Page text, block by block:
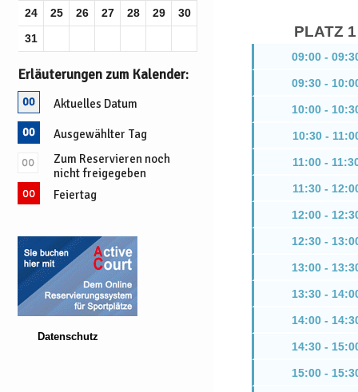
24
25 26 27 28 29
30
31
Erläuterungen zum Kalender:
Aktuelles Datum
Ausgewählter Tag
Zum Reservieren noch
nicht freigegeben
Feiertag
Datenschutz
PLATZ 1
09:00 -
09:30 -
10:00 -
10:30 -
11:00 -
11:30 -
12:00 -
12:30 -
13:00 -
13:30 -
14:00 -
14:30 -
15:00 -